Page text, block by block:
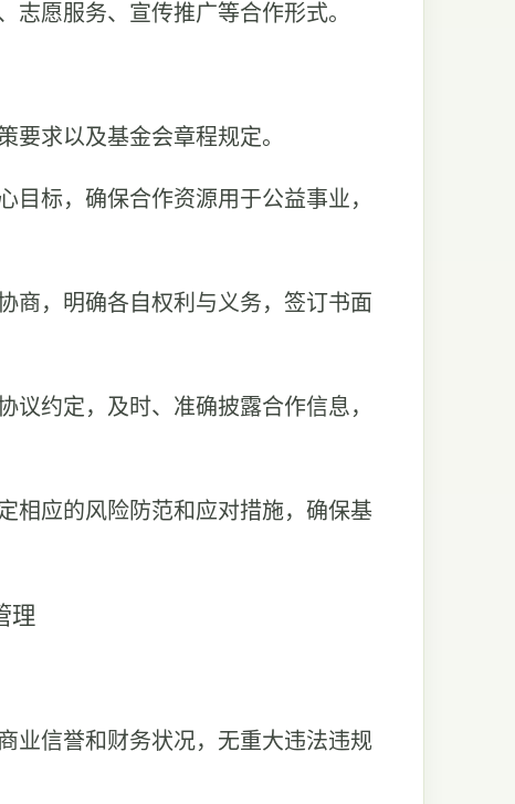
愿服务、宣传推广等合作形式。
要求以及基金会章程规定。
目标，确保合作资源用于公益事业，
商，明确各自权利与义务，签订书面
约定，及时、准确披露合作信息，
相应的风险防范和应对措施，确保基
理
业信誉和财务状况，无重大违法违规